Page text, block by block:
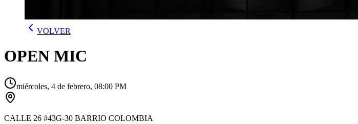
VOLVER
OPEN MIC
miércoles, 4 de febrero, 08:00 PM
CALLE 26 #43G-30 BARRIO COLOMBIA